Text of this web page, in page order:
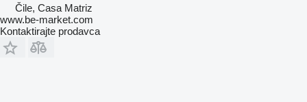
Čile, Casa Matriz
www.be-market.com
Kontaktirajte prodavca